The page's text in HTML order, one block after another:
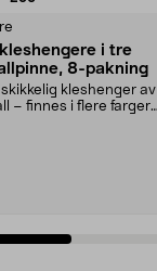
i tre
8-pakning
kleshenger av
– finnes i flere farger.